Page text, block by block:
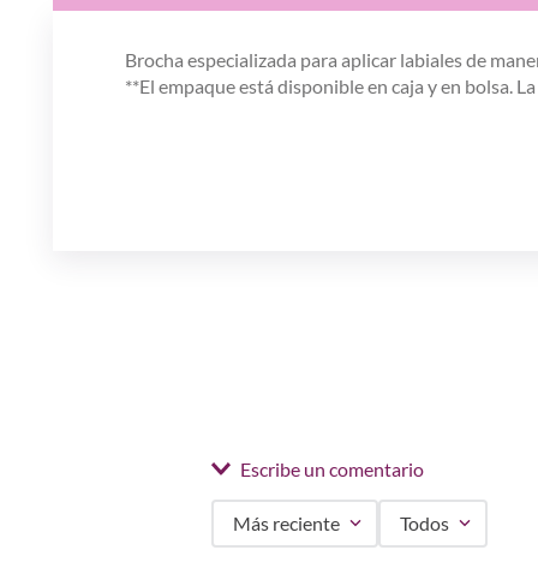
Brocha especializada para aplicar labiales de
**El empaque está disponible en caja y en bolsa.
Escribe un comentario
Más reciente Todos